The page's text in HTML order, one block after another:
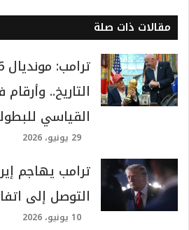
مقالات ذات صلة
التاريخ..
القياسي
29 يونيو، 2026
ترامب يهاجم
التوصل إلى
10 يونيو، 2026